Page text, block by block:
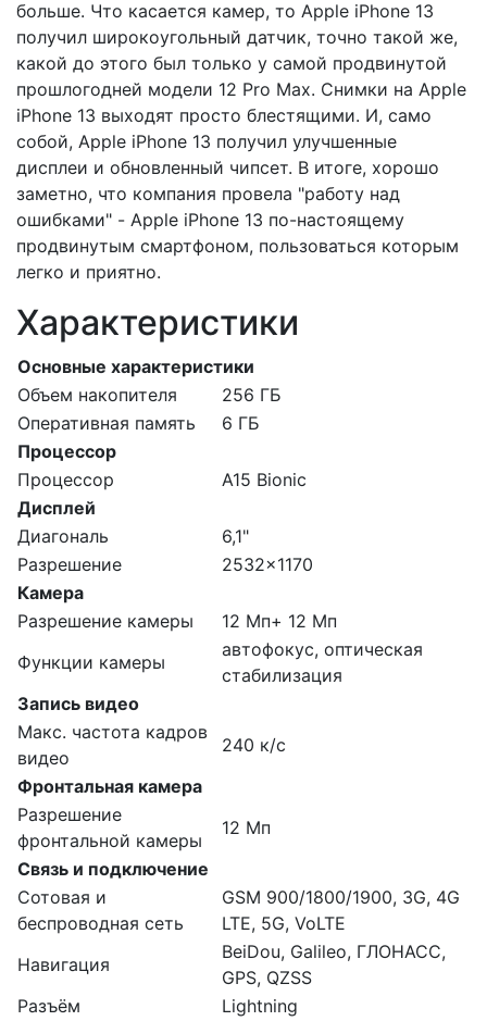
больше. Что касается камер, то Apple iPhone 13
получил широкоугольный датчик, точно такой же,
какой до этого был только у самой продвинутой
прошлогодней модели 12 Pro Max. Снимки на Apple
iPhone 13 выходят просто блестящими. И, само
собой, Apple iPhone 13 получил улучшенные
дисплеи и обновленный чипсет. В итоге, хорошо
заметно, что компания провела "работу над
ошибками" - Apple iPhone 13 по-настоящему
продвинутым смартфоном, пользоваться которым
легко и приятно.
Характеристики
Основные характеристики
Объем накопителя
256 ГБ
Оперативная память
6 ГБ
Процессор
Процессор
A15 Bionic
Дисплей
Диагональ
6,1"
Разрешение
2532x1170
Камера
Разрешение камеры
12 Мп+ 12 Мп
Функции камеры
автофокус, оптическая
стабилизация
Запись видео
Макс. частота кадров
видео
240 к/с
Фронтальная камера
Разрешение
фронтальной камеры
12 Мп
Связь и подключение
Сотовая и
беспроводная сеть
GSM 900/1800/1900, 3G, 4G
LTE, 5G, VoLTE
Навигация
BeiDou, Galileo, ГЛОНАСС,
GPS, QZSS
Разъём
Lightning